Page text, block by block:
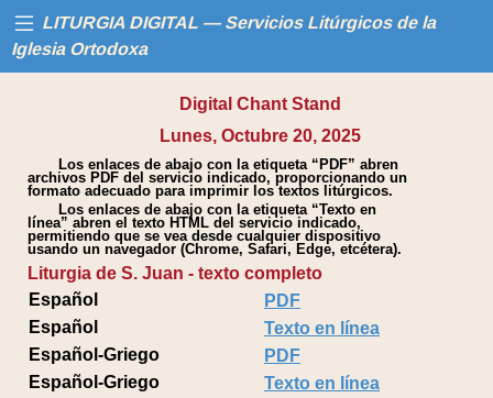
LITURGIA DIGITAL — Servicios Litúrgicos de la
Iglesia Ortodoxa
Libros
Calendario
Ayuda
Digital Chant Stand
Lunes, Octubre 20, 2025
Los enlaces de abajo con la etiqueta “PDF” abren
archivos PDF del servicio indicado, proporcionando un
formato adecuado para imprimir los textos litúrgicos.
Los enlaces de abajo con la etiqueta “Texto en
línea” abren el texto HTML del servicio indicado,
permitiendo que se vea desde cualquier dispositivo
usando un navegador (Chrome, Safari, Edge, etcétera).
Liturgia de S. Juan - texto completo
Español
PDF
Español
Texto en línea
Español-Griego
PDF
Español-Griego
Texto en línea